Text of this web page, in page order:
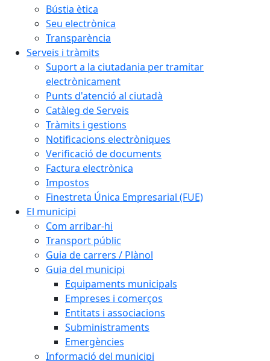
Bústia ètica
Seu electrònica
Transparència
Serveis i tràmits
Suport a la ciutadania per tramitar
electrònicament
Punts d'atenció al ciutadà
Catàleg de Serveis
Tràmits i gestions
Notificacions electròniques
Verificació de documents
Factura electrònica
Impostos
Finestreta Única Empresarial (FUE)
El municipi
Com arribar-hi
Transport públic
Guia de carrers / Plànol
Guia del municipi
Equipaments municipals
Empreses i comerços
Entitats i associacions
Subministraments
Emergències
Informació del municipi